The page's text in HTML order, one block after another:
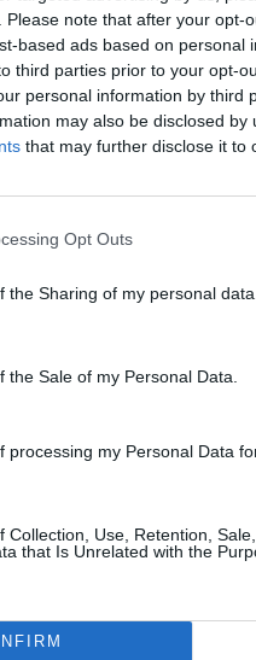
Please note that after your opt-
based ads based on personal
third parties prior to your opt-
personal information by third
may also be disclosed
that may further disclose it to
Opt Outs
the Sharing of my personal data.
the Sale of my Personal Data.
processing my Personal Data
Collection, Use, Retention,
that Is Unrelated with the
čtyřkolkami FC Moto
která jsou určena
programu se podílí
historie, Policie ČR,
dělostřeleckého pluku
kraje. Statická ukázka
Armády ČR
organizátorů, veteráni
nástupu při položení
– dynamická ukázka